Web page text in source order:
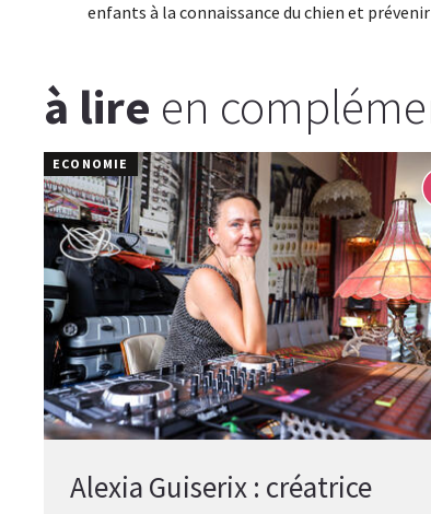
enfants à la connaissance du chien et
à lire en
Alexia Guiserix : créatrice
ECONOMIE